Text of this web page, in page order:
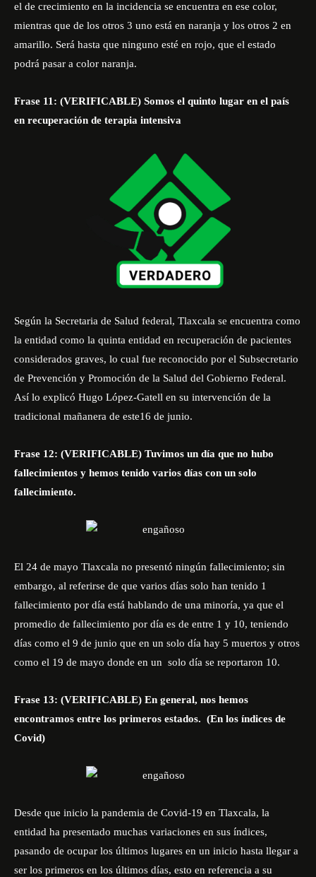
el de crecimiento en la incidencia se encuentra en ese color,
mientras que de los otros 3 uno está en naranja y los otros 2 en
amarillo. Será hasta que ninguno esté en rojo, que el estado
podrá pasar a color naranja.
Frase 11: (VERIFICABLE) Somos el quinto lugar en el país
en recuperación de terapia intensiva
Según la Secretaria de Salud federal, Tlaxcala se encuentra como
la entidad como la quinta entidad en recuperación de pacientes
considerados graves, lo cual fue reconocido por el Subsecretario
de Prevención y Promoción de la Salud del Gobierno Federal.
Así lo explicó Hugo López-Gatell en su intervención de la
tradicional mañanera de este16 de junio.
Frase 12: (VERIFICABLE) Tuvimos un día que no hubo
fallecimientos y hemos tenido varios días con un solo
fallecimiento.
El 24 de mayo Tlaxcala no presentó ningún fallecimiento; sin
embargo, al referirse de que varios días solo han tenido 1
fallecimiento por día está hablando de una minoría, ya que el
promedio de fallecimiento por día es de entre 1 y 10, teniendo
días como el 9 de junio que en un solo día hay 5 muertos y otros
como el 19 de mayo donde en un solo día se reportaron 10.
Frase 13: (VERIFICABLE) En general, nos hemos
encontramos entre los primeros estados. (En los índices de
Covid)
Desde que inicio la pandemia de Covid-19 en Tlaxcala, la
entidad ha presentado muchas variaciones en sus índices,
pasando de ocupar los últimos lugares en un inicio hasta llegar a
ser los primeros en los últimos días, esto en referencia a su